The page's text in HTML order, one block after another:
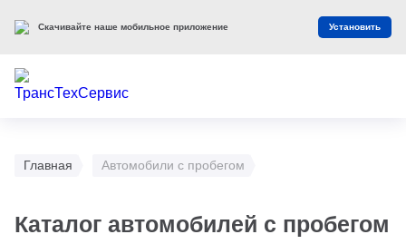
Главная Автомобили с пробегом
Каталог автомобилей с пробегом
Скачивайте наше мобильное приложение Установить